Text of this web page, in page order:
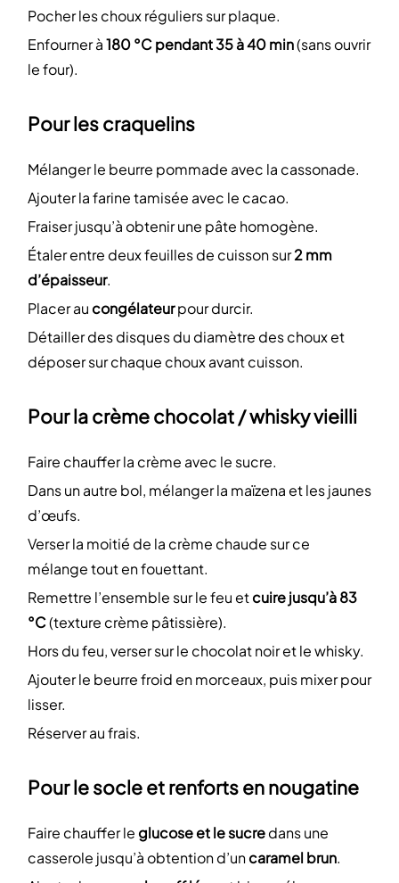
Pocher les choux réguliers sur plaque.
Enfourner à180 °C pendant 35 à 40 min(sans ouvrir
le four).
Pour les craquelins
Mélanger le beurre pommade avec la cassonade.
Ajouter la farine tamisée avec le cacao.
Fraiser jusqu’à obtenir une pâte homogène.
Étaler entre deux feuilles de cuisson sur2 mm
d’épaisseur.
Placer aucongélateurpour durcir.
Détailler des disques du diamètre des choux et
déposer sur chaque choux avant cuisson.
Pour la crème chocolat / whisky vieilli
Faire chauffer la crème avec le sucre.
Dans un autre bol, mélanger la maïzena et les jaunes
d’œufs.
Verser la moitié de la crème chaude sur ce
mélange tout en fouettant.
Remettre l’ensemble sur le feu etcuire jusqu’à 83
°C(texture crème pâtissière).
Hors du feu, verser sur le chocolat noir et le whisky.
Ajouter le beurre froid en morceaux, puis mixer pour
lisser.
Réserver au frais.
Pour le socle et renforts en nougatine
Faire chauffer le glucose et le sucredans une
casserole jusqu’à obtention d’uncaramel brun.